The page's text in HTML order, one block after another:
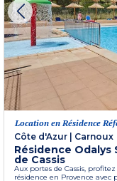
Location en Résidence
Côte d'Azur
Carnoux
Résidence Odalys
de Cassis
Aux portes de Cassis,
résidence en Provence avec